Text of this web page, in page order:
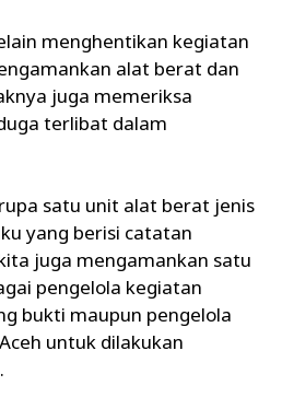
menghentikan kegiatan
alat berat dan
juga memeriksa
terlibat dalam
satu unit alat berat jenis
yang berisi catatan
juga mengamankan satu
pengelola kegiatan
bukti maupun pengelola
untuk dilakukan